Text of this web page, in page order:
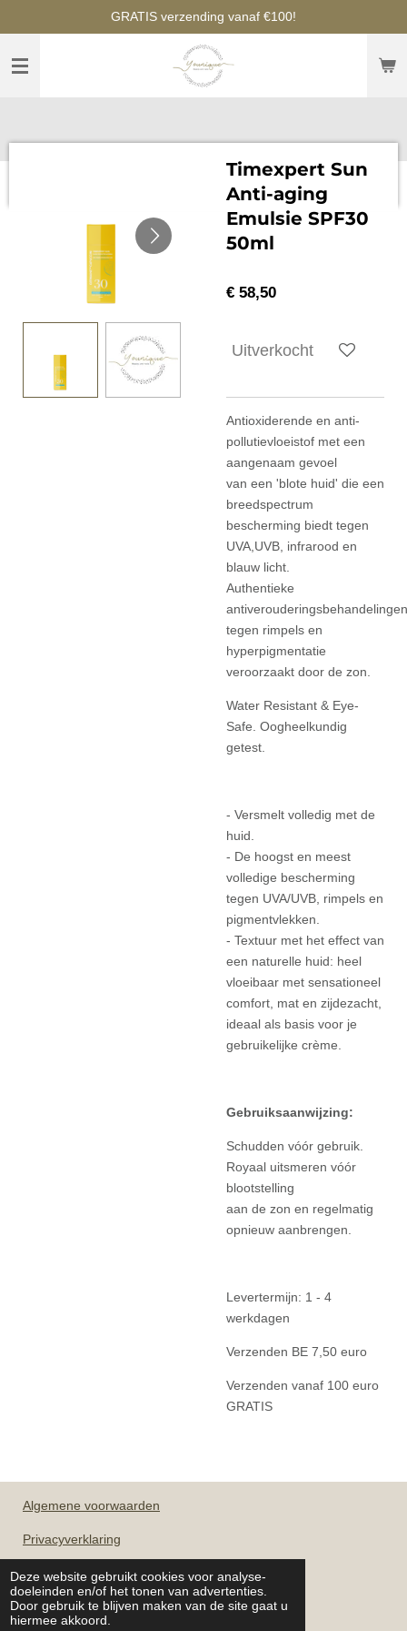
Deze website gebruikt cookies voor analyse-
doeleinden en/of het tonen van advertenties.
Door gebruik te blijven maken van de site gaat u
hiermee akkoord.
naar
hoofdinhoud
GRATIS verzending vanaf €100!
Timexpert Sun
Anti-aging
Emulsie SPF30
50ml
€ 58,50
Uitverkocht
Antioxiderende en anti-
pollutievloeistof met een
aangenaam gevoel
van een 'blote huid' die een
breedspectrum
bescherming biedt tegen
UVA, UVB, infrarood en
blauw licht.
Authentieke
antiverouderingsbehandelingen
tegen rimpels en
hyperpigmentatie
veroorzaakt door de zon.
Water Resistant & Eye-
Safe. Oogheelkundig
getest.
- Versmelt volledig met de
huid.
- De hoogst en meest
volledige bescherming
tegen UVA/UVB, rimpels en
pigmentvlekken.
- Textuur met het effect van
een naturelle huid: heel
vloeibaar met sensationeel
comfort, mat en zijdezacht,
ideaal als basis voor je
gebruikelijke crème.
Gebruiksaanwijzing:
Schudden vóór gebruik.
Royaal uitsmeren vóór
blootstelling
aan de zon en regelmatig
opnieuw aanbrengen.
Levertermijn: 1 - 4
werkdagen
Verzenden BE 7,50 euro
Verzenden vanaf 100 euro
GRATIS
Algemene voorwaarden
Privacyverklaring
OPENINGSUREN